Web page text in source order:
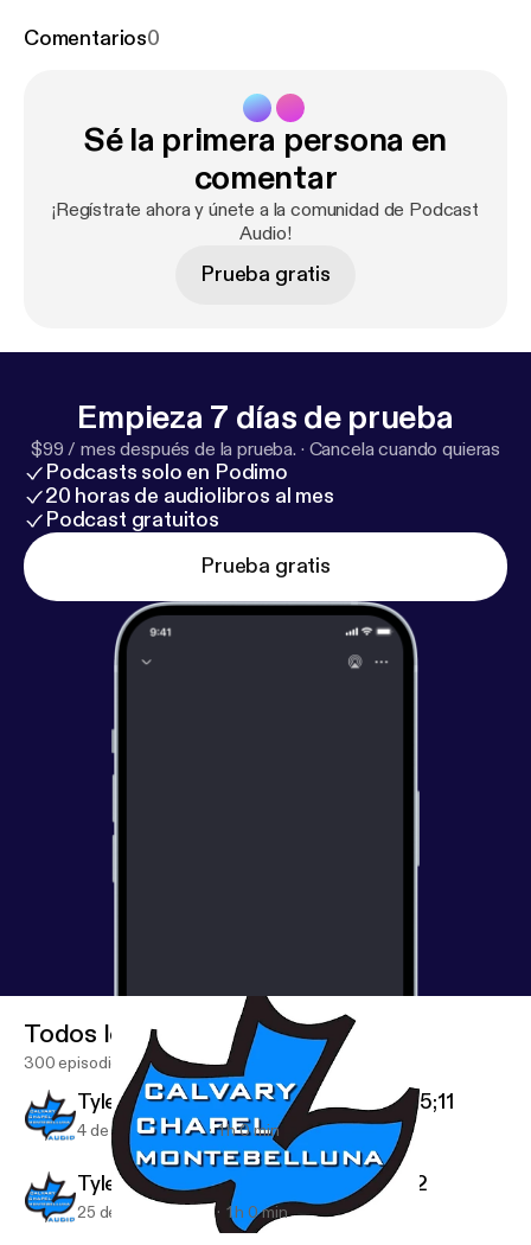
Comentarios0
Sé la primera persona en
comentar
¡Regístrate ahora y únete a la comunidad de Podcast
Audio!
Prueba gratis
Empieza 7 días de prueba
$99 / mes después de la prueba. · Cancela cuando quieras
Podcasts solo en Podimo
20 horas de audiolibros al mes
Podcast gratuitos
Prueba gratis
Todos los episodios
300 episodios
Tyler Johnson - 1 Tessalonicesi 4;13-5;11
4 de mar de 2026 1 h 0 min
Tyler Johnson - 1 Tessalonicesi 4;1-12
25 de feb de 2026 1 h 0 min